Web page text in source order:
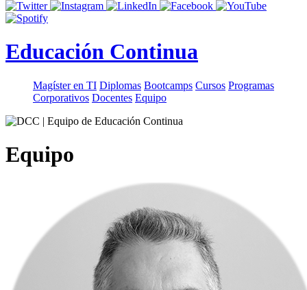
Educación Continua
Magíster en TI Diplomas Bootcamps Cursos Programas
Corporativos Docentes Equipo
Equipo